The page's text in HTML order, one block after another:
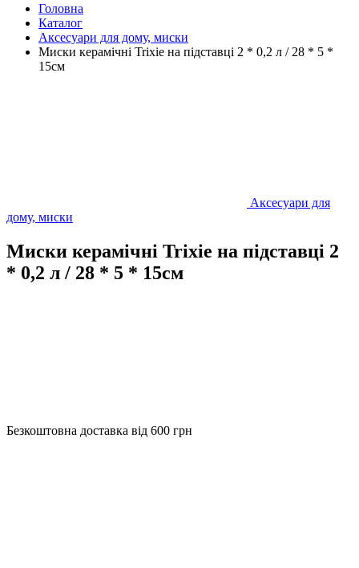
Головна
Каталог
Аксесуари для дому, миски
Миски керамічні Trixie на підставці 2 * 0,2 л / 28 * 5 *
15см
Аксесуари для
дому, миски
Миски керамічні Trixie на підставці 2
* 0,2 л / 28 * 5 * 15см
Безкоштовна доставка від 600 грн